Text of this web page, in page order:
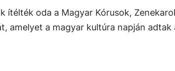
ítélték oda a Magyar Kórusok,
amelyet a magyar kultúra napján